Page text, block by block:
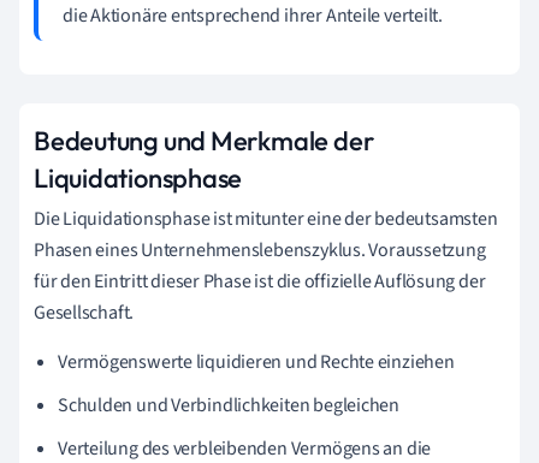
die Aktionäre entsprechend ihrer Anteile verteilt.
Bedeutung und Merkmale der
Liquidationsphase
Die Liquidationsphase ist mitunter eine der bedeutsamsten
Phasen eines Unternehmenslebenszyklus. Voraussetzung
für den Eintritt dieser Phase ist die offizielle Auflösung der
Gesellschaft.
Vermögenswerte liquidieren und Rechte einziehen
Schulden und Verbindlichkeiten begleichen
Verteilung des verbleibenden Vermögens an die